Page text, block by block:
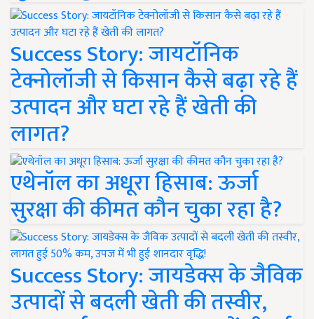
Success Story: जायटॉनिक
टेक्नोलॉजी से किसान कैसे बढ़ा रहे हैं
उत्पादन और घटा रहे हैं खेती की
लागत?
एथेनॉल का अधूरा हिसाब: ऊर्जा
सुरक्षा की कीमत कौन चुका रहा है?
Success Story: जायडेक्स के जैविक
उत्पादों से बदली खेती की तस्वीर,